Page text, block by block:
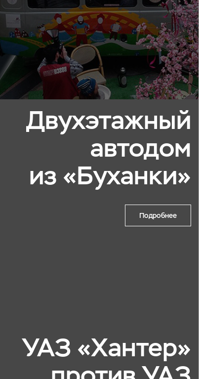
Двухэтажный
автодом
из «Буханки»
Подробнее
УАЗ «Хантер»